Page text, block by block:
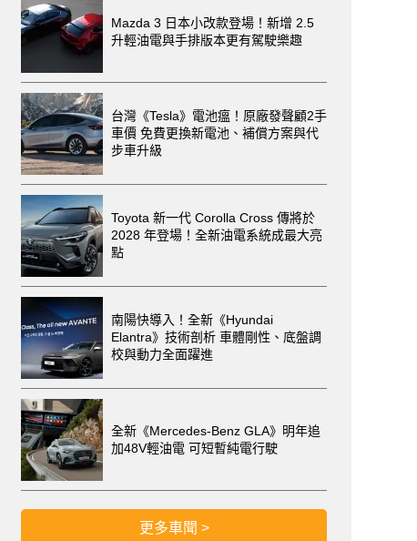
Mazda 3 日本小改款登場！新增 2.5
升輕油電與手排版本更有駕駛樂趣
台灣《Tesla》電池瘟！原廠發聲顧2手
車價 免費更換新電池、補償方案與代
步車升級
Toyota 新一代 Corolla Cross 傳將於
2028 年登場！全新油電系統成最大亮
點
南陽快導入！全新《Hyundai
Elantra》技術剖析 車體剛性、底盤調
校與動力全面躍進
全新《Mercedes-Benz GLA》明年追
加48V輕油電 可短暫純電行駛
更多車聞 >